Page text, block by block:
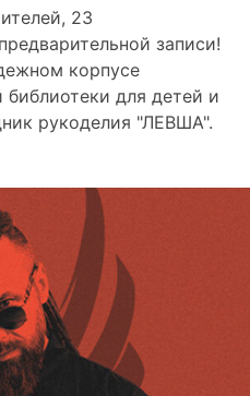
23
записи!
корпусе
для детей и
рукоделия "ЛЕВША".